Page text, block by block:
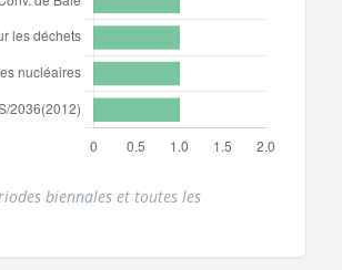
biennales et toutes les